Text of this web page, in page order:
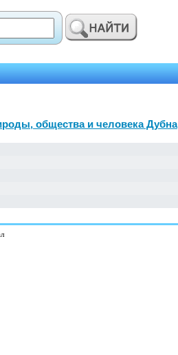
общества и человека Дубна